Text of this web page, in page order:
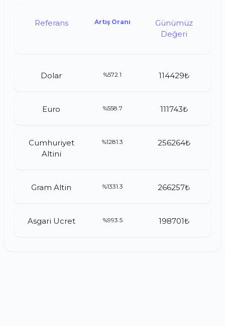
Referans Artış Oranı
Günümüz
Değeri
Dolar %572.1 114429₺
Euro %558.7 111743₺
Cumhuriyet
Altini
%1281.3 256264₺
Gram Altin %1331.3 266257₺
Asgari Ucret %993.5 198701₺